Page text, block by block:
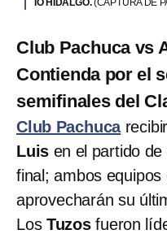
Club Pachuca vs
Contienda por el
semifinales del
Club Pachuca
Luis en el partido
final; ambos
aprovecharán su
Los Tuzosfueron